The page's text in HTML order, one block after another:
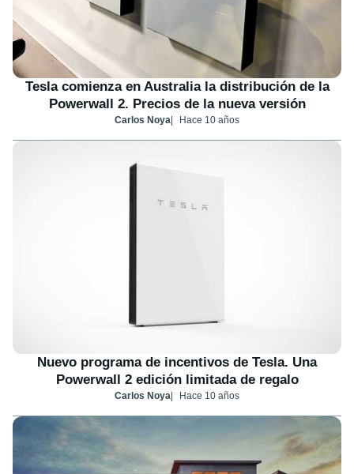
Tesla comienza en Australia la distribución de la
Powerwall 2. Precios de la nueva versión
Carlos Noya Hace 10 años
Nuevo programa de incentivos de Tesla. Una
Powerwall 2 edición limitada de regalo
Carlos Noya Hace 10 años